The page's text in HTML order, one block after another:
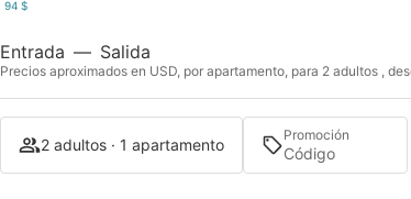
94 $
Entrada — Salida
Precios aproximados en USD, por apartamento, para 2 adultos ,
2 adultos · 1 apartamento Promoción